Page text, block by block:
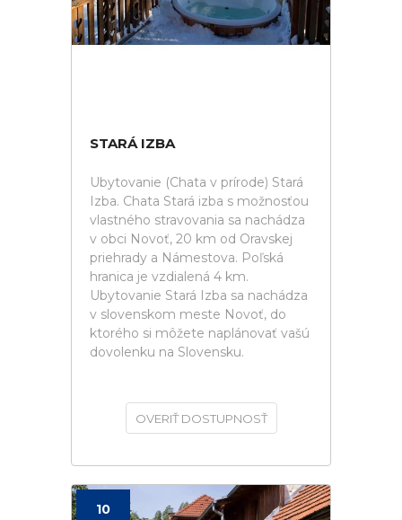
STARÁ IZBA
Ubytovanie (Chata v prírode) Stará
Izba. Chata Stará izba s možnosťou
vlastného stravovania sa nachádza
v obci Novoť, 20 km od Oravskej
priehrady a Námestova. Poľská
hranica je vzdialená 4 km.
Ubytovanie Stará Izba sa nachádza
v slovenskom meste Novoť, do
ktorého si môžete naplánovať vašú
dovolenku na Slovensku.
OVERIŤ DOSTUPNOSŤ
10